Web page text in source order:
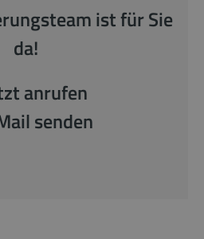
ist für Sie
da!
anrufen
senden